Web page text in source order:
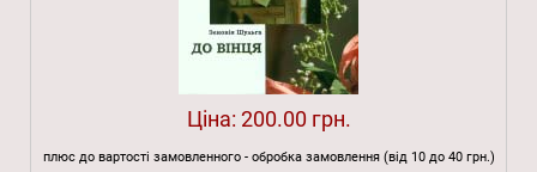
Ціна: 200.00 грн.
плюс до вартості замовленного - обробка замовлення (від 10 до 40 грн.)